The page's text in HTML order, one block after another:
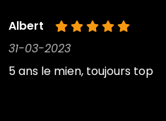
Albert
31-03-2023
5 ans le mien, toujours top